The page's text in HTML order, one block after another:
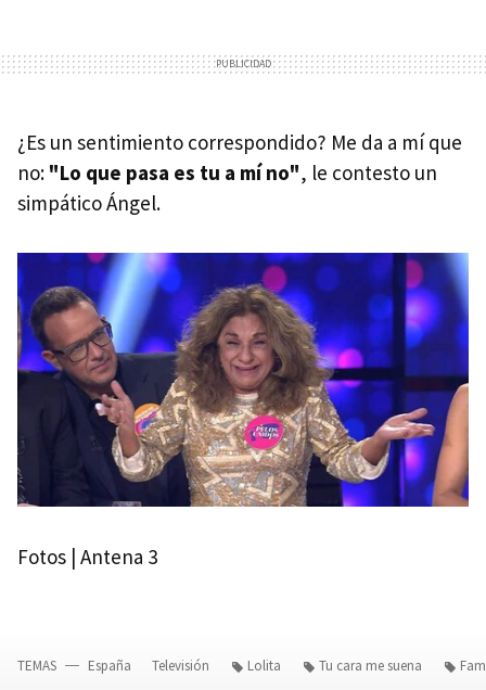
¿Es un sentimiento correspondido? Me da a mí que
no: "Lo que pasa es tu a mí no", le contesto un
simpático Ángel.
Fotos | Antena 3
TEMAS España Televisión Lolita Tu cara me suena